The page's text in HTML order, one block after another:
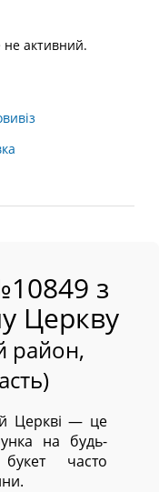
не активний.
з
Церкву
район,
Церкві — це
на будь-
часто